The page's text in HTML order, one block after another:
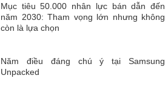
Mục tiêu 50.000 nhân lực bán dẫn đến
năm 2030: Tham vọng lớn nhưng không
còn là lựa chọn
Năm điều đáng chú ý tại Samsung
Unpacked